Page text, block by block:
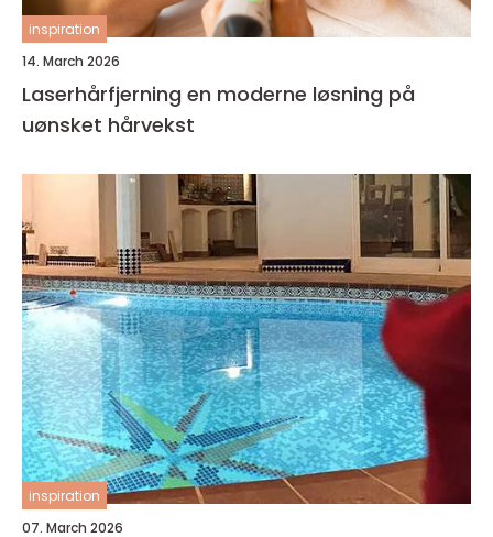
inspiration
14. March 2026
Laserhårfjerning en moderne løsning på
uønsket hårvekst
inspiration
07. March 2026